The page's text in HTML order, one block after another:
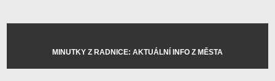
MINUTKY Z RADNICE: AKTUÁLNÍ INFO Z MĚSTA